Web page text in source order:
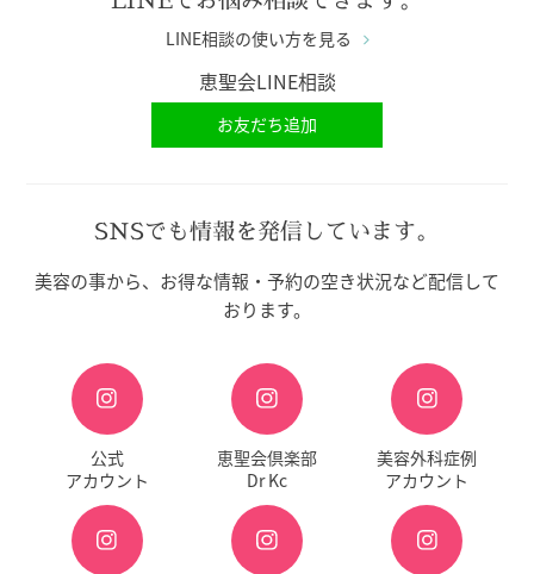
LINE相談の使い方を見る
恵聖会LINE相談
お友だち追加
SNSでも情報を発信しています。
美容の事から、お得な情報・予約の空き状況など配信して
おります。
公式
アカウント
恵聖会倶楽部
Dr Kc
美容外科症例
アカウント